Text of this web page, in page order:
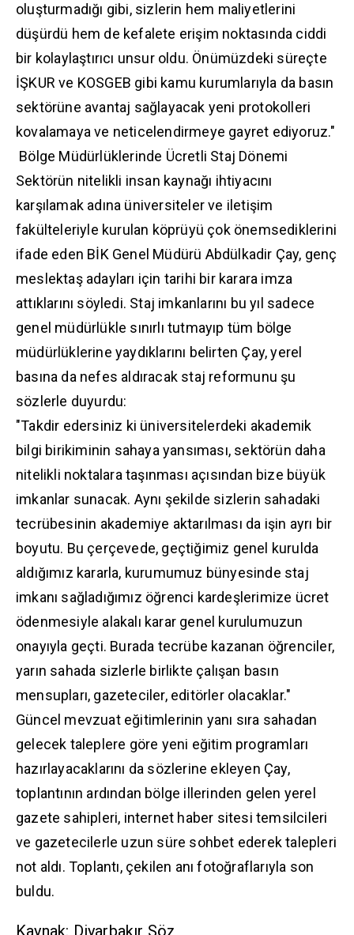
oluşturmadığı gibi, sizlerin hem maliyetlerini
düşürdü hem de kefalete erişim noktasında ciddi
bir kolaylaştırıcı unsur oldu. Önümüzdeki süreçte
İŞKUR ve KOSGEB gibi kamu kurumlarıyla da basın
sektörüne avantaj sağlayacak yeni protokolleri
kovalamaya ve neticelendirmeye gayret ediyoruz."
​ Bölge Müdürlüklerinde Ücretli Staj Dönemi
​Sektörün nitelikli insan kaynağı ihtiyacını
karşılamak adına üniversiteler ve iletişim
fakülteleriyle kurulan köprüyü çok önemsediklerini
ifade eden BİK Genel Müdürü Abdülkadir Çay, genç
meslektaş adayları için tarihi bir karara imza
attıklarını söyledi. Staj imkanlarını bu yıl sadece
genel müdürlükle sınırlı tutmayıp tüm bölge
müdürlüklerine yaydıklarını belirten Çay, yerel
basına da nefes aldıracak staj reformunu şu
sözlerle duyurdu:
"Takdir edersiniz ki üniversitelerdeki akademik
bilgi birikiminin sahaya yansıması, sektörün daha
nitelikli noktalara taşınması açısından bize büyük
imkanlar sunacak. Aynı şekilde sizlerin sahadaki
tecrübesinin akademiye aktarılması da işin ayrı bir
boyutu. Bu çerçevede, geçtiğimiz genel kurulda
aldığımız kararla, kurumumuz bünyesinde staj
imkanı sağladığımız öğrenci kardeşlerimize ücret
ödenmesiyle alakalı karar genel kurulumuzun
onayıyla geçti. Burada tecrübe kazanan öğrenciler,
yarın sahada sizlerle birlikte çalışan basın
mensupları, gazeteciler, editörler olacaklar."
​Güncel mevzuat eğitimlerinin yanı sıra sahadan
gelecek taleplere göre yeni eğitim programları
hazırlayacaklarını da sözlerine ekleyen Çay,
toplantının ardından bölge illerinden gelen yerel
gazete sahipleri, internet haber sitesi temsilcileri
ve gazetecilerle uzun süre sohbet ederek talepleri
not aldı. Toplantı, çekilen anı fotoğraflarıyla son
buldu.